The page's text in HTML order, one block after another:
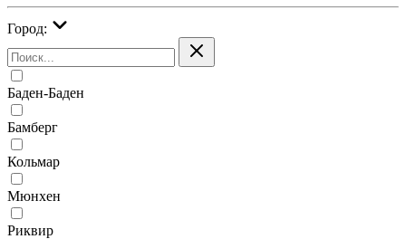
Город:
Баден-Баден
Бамберг
Кольмар
Мюнхен
Риквир